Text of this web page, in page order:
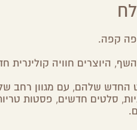
קפה.
היוצרים חוויה קולינרית
שלהם, עם מגוון רחב של
סלטים חדשים, פסטות